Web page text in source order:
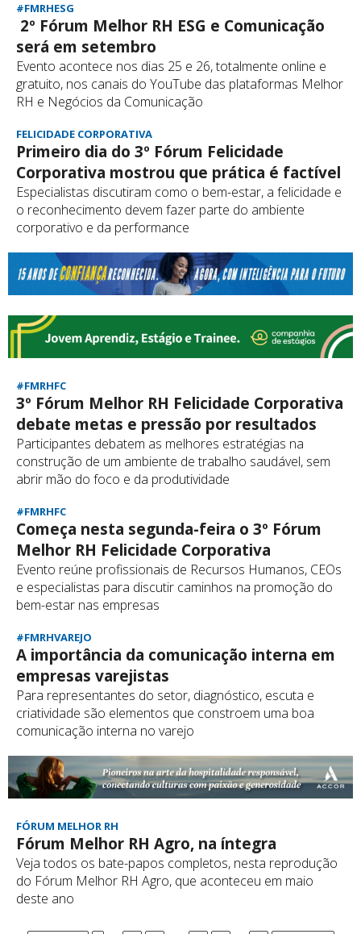
#FMRHESG
2º Fórum Melhor RH ESG e Comunicação
será em setembro
Evento acontece nos dias 25 e 26, totalmente online e
gratuito, nos canais do YouTube das plataformas Melhor
RH e Negócios da Comunicação
FELICIDADE CORPORATIVA
Primeiro dia do 3º Fórum Felicidade
Corporativa mostrou que prática é factível
Especialistas discutiram como o bem-estar, a felicidade e
o reconhecimento devem fazer parte do ambiente
corporativo e da performance
#FMRHFC
3º Fórum Melhor RH Felicidade Corporativa
debate metas e pressão por resultados
Participantes debatem as melhores estratégias na
construção de um ambiente de trabalho saudável, sem
abrir mão do foco e da produtividade
#FMRHFC
Começa nesta segunda-feira o 3º Fórum
Melhor RH Felicidade Corporativa
Evento reúne profissionais de Recursos Humanos, CEOs
e especialistas para discutir caminhos na promoção do
bem-estar nas empresas
#FMRHVAREJO
A importância da comunicação interna em
empresas varejistas
Para representantes do setor, diagnóstico, escuta e
criatividade são elementos que constroem uma boa
comunicação interna no varejo
FÓRUM MELHOR RH
Fórum Melhor RH Agro, na íntegra
Veja todos os bate-papos completos, nesta reprodução
do Fórum Melhor RH Agro, que aconteceu em maio
deste ano